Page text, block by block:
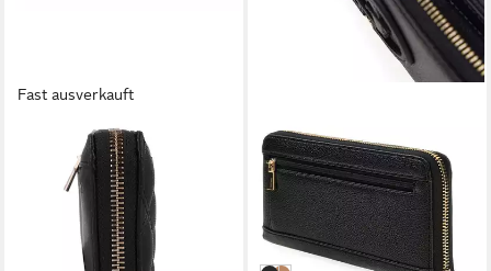
Fast ausverkauft
Geldbörse Giully II
65,75 €
in 2-3 Werktagen bei dir
GUESS
Geldbörse SLG Zip Around
Wallet
ab 59,50 € UVP70,00 €
-15%
in 2-3 Werktagen bei dir